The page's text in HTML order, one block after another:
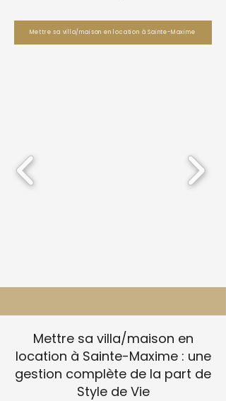
Mettre sa villa/maison en location à Sainte-Maxime
Mettre sa villa/maison en
location à Sainte-Maxime : une
gestion complète de la part de
Style de Vie